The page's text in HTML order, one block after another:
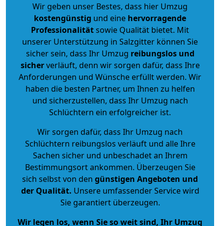
Wir geben unser Bestes, dass hier Umzug
kostengünstig und eine hervorragende
Professionalitätsowie Qualität bietet. Mit
unserer Unterstützung in Salzgitter können Sie
sicher sein, dass Ihr Umzug reibungslos und
sicherverläuft, denn wir sorgen dafür, dass Ihre
Anforderungen und Wünsche erfüllt werden. Wir
haben die besten Partner, um Ihnen zu helfen
und sicherzustellen, dass Ihr Umzug nach
Schlüchtern ein erfolgreicher ist.
Wir sorgen dafür, dass Ihr Umzug nach
Schlüchtern reibungslos verläuft und alle Ihre
Sachen sicher und unbeschadet an Ihrem
Bestimmungsort ankommen. Überzeugen Sie
sich selbst von den günstigen Angeboten und
der Qualität. Unsere umfassender Service wird
Sie garantiert überzeugen.
Wir legen los, wenn Sie so weit sind, Ihr Umzug